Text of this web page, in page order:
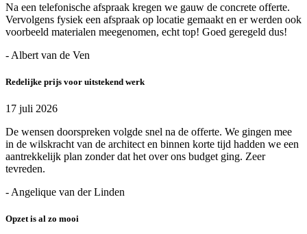
Na een telefonische afspraak kregen we gauw de concrete offerte.
Vervolgens fysiek een afspraak op locatie gemaakt en er werden ook
voorbeeld materialen meegenomen, echt top! Goed geregeld dus!
- Albert van de Ven
Redelijke prijs voor uitstekend werk
17 juli 2026
De wensen doorspreken volgde snel na de offerte. We gingen mee
in de wilskracht van de architect en binnen korte tijd hadden we een
aantrekkelijk plan zonder dat het over ons budget ging. Zeer
tevreden.
- Angelique van der Linden
Opzet is al zo mooi